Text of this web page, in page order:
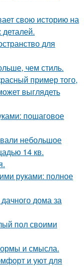
свою историю на
для
чем стиль.
пример того,
выглядеть
пошаговое
небольшое
14 кв.
руками: полное
дома за
пол своими
и смысла.
и уют для